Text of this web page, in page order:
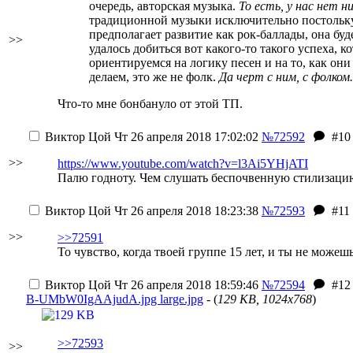
>>
очередь, авторская музыка. То есть, у нас нет
традиционной музыки исключительно
предполагает развитие как рок-баллады, она
удалось добиться вот какого-то такого
ориентируемся на логику песен и на то, как
делаем, это же не фолк. Да черт с ним, с фолком.
Что-то мне бонбануло от этой ТП.
>>
Виктор Цой Чт 26 апреля 2018 17:02:02 №72592
#10
https://www.youtube.com/watch?v=l3Ai5YHjATI
Палю годноту. Чем слушать беспочвенную
>>
Виктор Цой Чт 26 апреля 2018 18:23:38 №72593
#11
>>72591
То чувство, когда твоей группе 15 лет, и ты не
>>
Виктор Цой Чт 26 апреля 2018 18:59:46 №72594
#12
B-UMbW0IgAAjudA.jpg large.jpg - (129 KB, 1024x768)
>>72593